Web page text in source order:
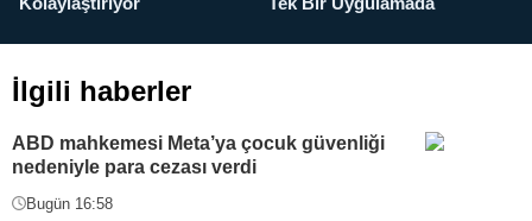
İlgili haberler
ABD mahkemesi Meta’ya çocuk güvenliği
nedeniyle para cezası verdi
Bugün 16:58